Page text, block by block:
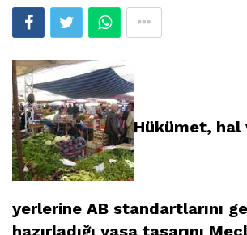
Hükümet, hal
yerlerine AB standartlarını